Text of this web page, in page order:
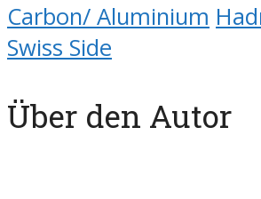
Carbon/ Aluminium
Swiss Side
Über den Autor